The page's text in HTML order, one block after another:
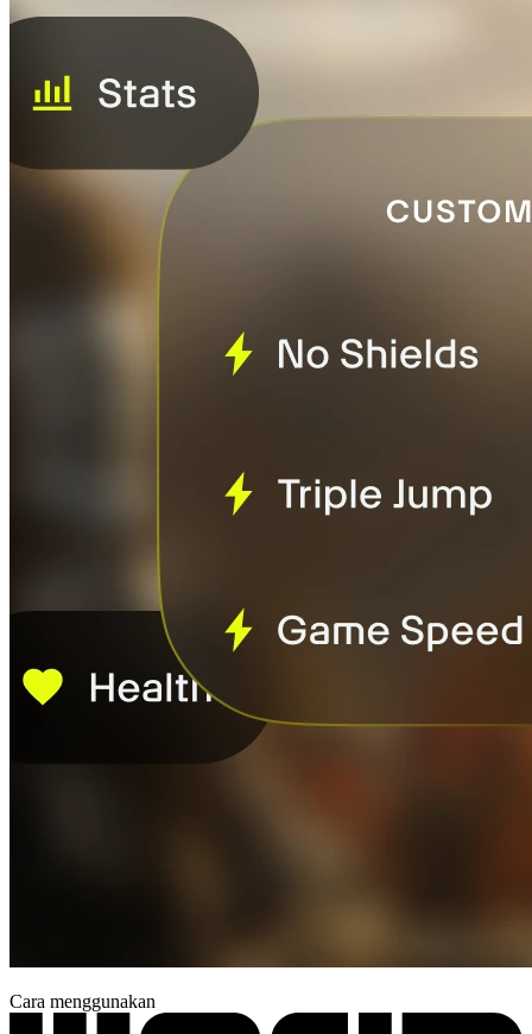
Cara menggunakan